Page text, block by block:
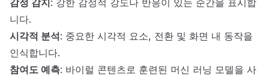
감정 감지: 강한 감정적 강도나 반응이 있는 순간을 표시합
니다.
시각적 분석: 중요한 시각적 요소, 전환 및 화면 내 동작을
인식합니다.
참여도 예측: 바이럴 콘텐츠로 훈련된 머신 러닝 모델을 사